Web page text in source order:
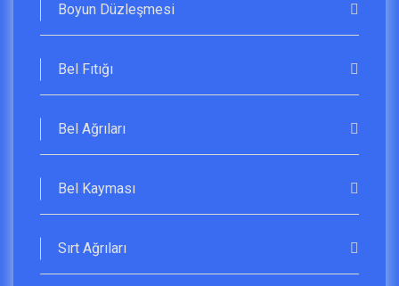
Boyun Düzleşmesi
Bel Fıtığı
Bel Ağrıları
Bel Kayması
Sırt Ağrıları